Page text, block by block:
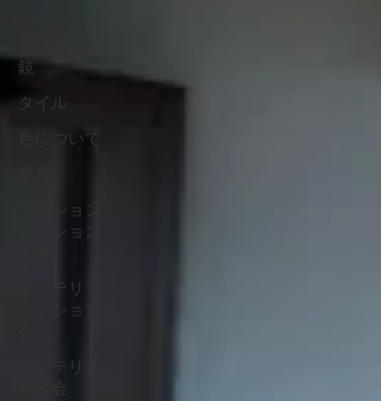
鏡
タイル
色について
マンション
オプション
インテリア
オプション
インテリア
相談会